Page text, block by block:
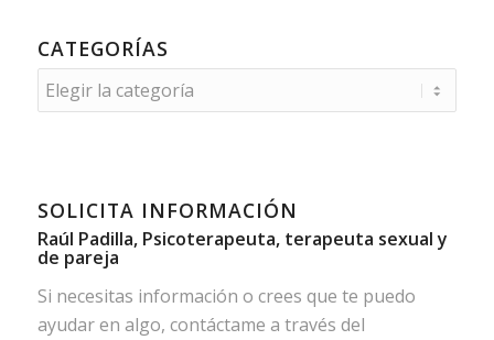
CATEGORÍAS
Categorías
SOLICITA INFORMACIÓN
Raúl Padilla, Psicoterapeuta, terapeuta sexual y
de pareja
Si necesitas información o crees que te puedo
ayudar en algo, contáctame a través del